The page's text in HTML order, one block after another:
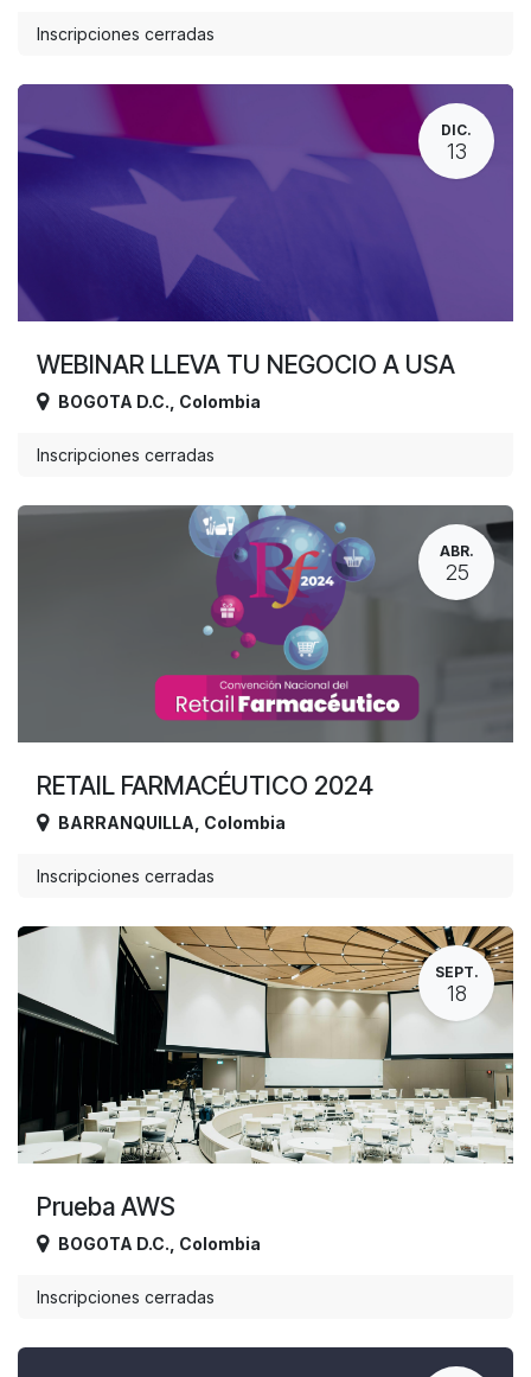
Inscripciones cerradas
DIC.
13
WEBINAR LLEVA TU NEGOCIO A USA
BOGOTA D.C. Colombia
Inscripciones cerradas
ABR.
25
RETAIL FARMACÉUTICO 2024
BARRANQUILLA Colombia
Inscripciones cerradas
SEPT.
18
Prueba AWS
BOGOTA D.C. Colombia
Inscripciones cerradas